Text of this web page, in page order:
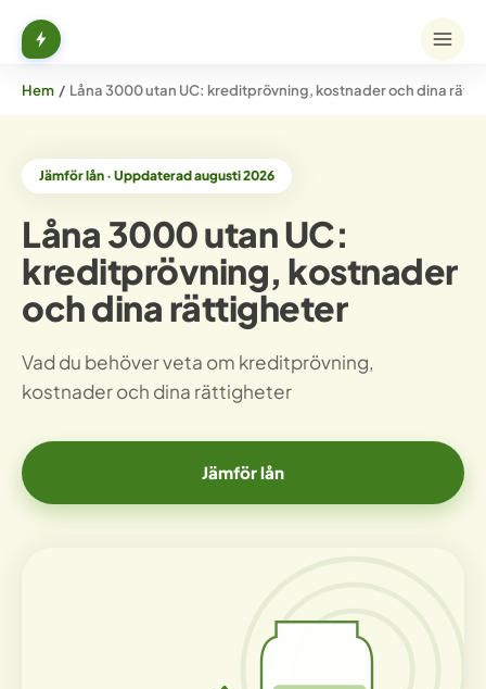
Hem / Låna 3000 utan UC: kreditprövning, kostnader och dina
Jämför lån · Uppdaterad augusti 2026
Låna 3000 utan UC:
kreditprövning, kostnader
och dina rättigheter
Vad du behöver veta om kreditprövning,
kostnader och dina rättigheter
Jämför lån